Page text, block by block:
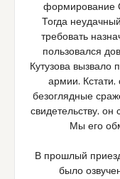
формирование
Тогда
требовать
пользовался
Кутузова вызвало
армии.
безоглядные
свидетельству,
Мы его
В прошлый
было